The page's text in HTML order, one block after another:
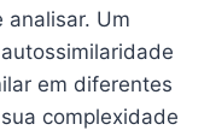
analisar. Um
em diferentes
complexidade